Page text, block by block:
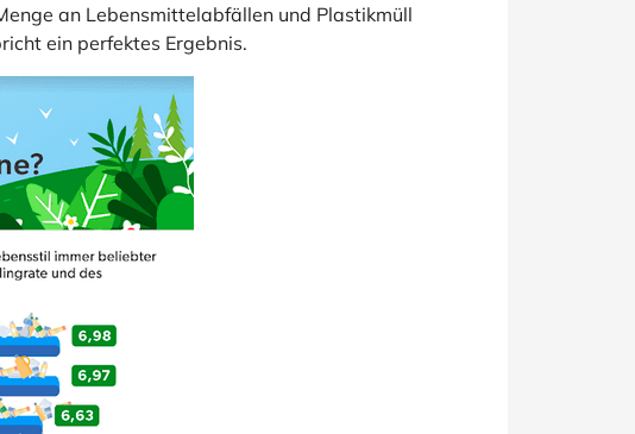
an Lebensmittelabfällen und Plastikmüll
ein perfektes Ergebnis.